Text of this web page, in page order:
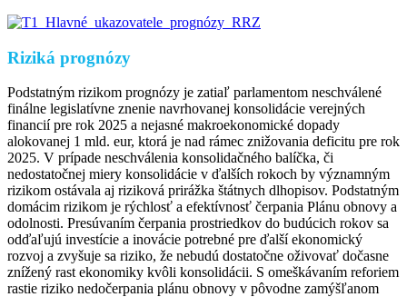
Riziká prognózy
Podstatným rizikom prognózy je zatiaľ parlamentom neschválené
finálne legislatívne znenie navrhovanej konsolidácie verejných
financií pre rok 2025 a nejasné makroekonomické dopady
alokovanej 1 mld. eur, ktorá je nad rámec znižovania deficitu pre rok
2025. V prípade neschválenia konsolidačného balíčka, či
nedostatočnej miery konsolidácie v ďalších rokoch by významným
rizikom ostávala aj riziková prirážka štátnych dlhopisov. Podstatným
domácim rizikom je rýchlosť a efektívnosť čerpania Plánu obnovy a
odolnosti. Presúvaním čerpania prostriedkov do budúcich rokov sa
odďaľujú investície a inovácie potrebné pre ďalší ekonomický
rozvoj a zvyšuje sa riziko, že nebudú dostatočne oživovať dočasne
znížený rast ekonomiky kvôli konsolidácii. S omeškávaním reforiem
rastie riziko nedočerpania plánu obnovy v pôvodne zamýšľanom